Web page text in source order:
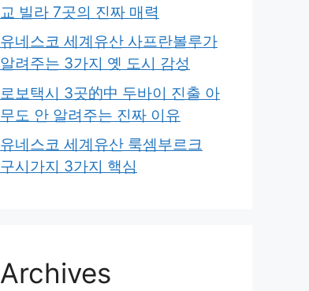
교 빌라 7곳의 진짜 매력
유네스코 세계유산 사프란볼루가
알려주는 3가지 옛 도시 감성
로보택시 3곳的中 두바이 진출 아
무도 안 알려주는 진짜 이유
유네스코 세계유산 룩셈부르크
구시가지 3가지 핵심
Archives